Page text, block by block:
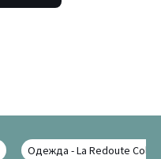
Одежда - La Redoute